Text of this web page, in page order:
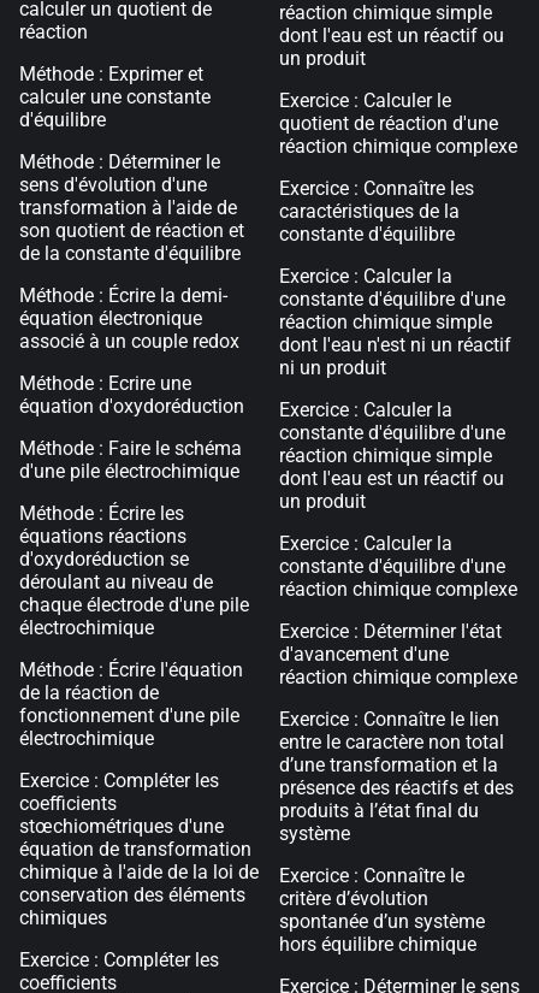
calculer un quotient de
réaction
Méthode : Exprimer et
calculer une constante
d'équilibre
Méthode : Déterminer le
sens d'évolution d'une
transformation à l'aide de
son quotient de réaction et
de la constante d'équilibre
Méthode : Écrire la demi-
équation électronique
associé à un couple redox
Méthode : Ecrire une
équation d'oxydoréduction
Méthode : Faire le schéma
d'une pile électrochimique
Méthode : Écrire les
équations réactions
d'oxydoréduction se
déroulant au niveau de
chaque électrode d'une pile
électrochimique
Méthode : Écrire l'équation
de la réaction de
fonctionnement d'une pile
électrochimique
Exercice : Compléter les
coefficients
stœchiométriques d'une
équation de transformation
chimique à l'aide de la loi de
conservation des éléments
chimiques
Exercice : Compléter les
coefficients
réaction chimique simple
dont l'eau est un réactif ou
un produit
Exercice : Calculer le
quotient de réaction d'une
réaction chimique complexe
Exercice : Connaître les
caractéristiques de la
constante d'équilibre
Exercice : Calculer la
constante d'équilibre d'une
réaction chimique simple
dont l'eau n'est ni un réactif
ni un produit
Exercice : Calculer la
constante d'équilibre d'une
réaction chimique simple
dont l'eau est un réactif ou
un produit
Exercice : Calculer la
constante d'équilibre d'une
réaction chimique complexe
Exercice : Déterminer l'état
d'avancement d'une
réaction chimique complexe
Exercice : Connaître le lien
entre le caractère non total
d’une transformation et la
présence des réactifs et des
produits à l’état final du
système
Exercice : Connaître le
critère d’évolution
spontanée d’un système
hors équilibre chimique
Exercice : Déterminer le sens